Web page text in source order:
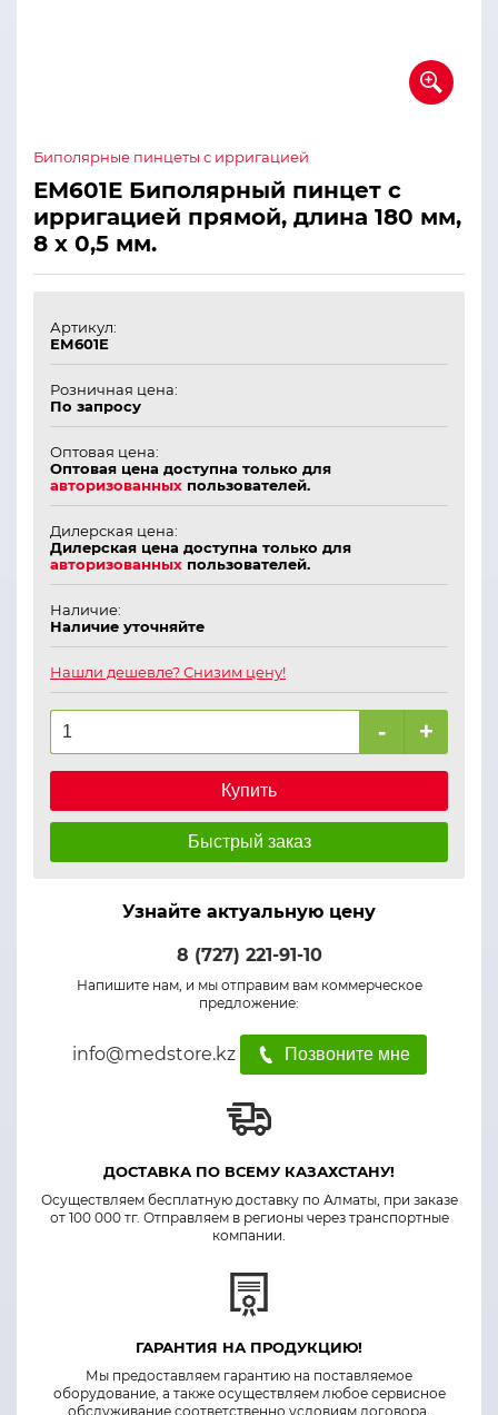
Биполярные пинцеты с ирригацией
ЕМ601Е Биполярный пинцет с
ирригацией прямой, длина 180 мм,
8 х 0,5 мм.
Артикул:
ЕМ601Е
Розничная цена:
По запросу
Оптовая цена:
Оптовая цена доступна только для
авторизованных пользователей.
Дилерская цена:
Дилерская цена доступна только для
авторизованных пользователей.
Наличие:
Наличие уточняйте
Нашли дешевле? Снизим цену!
- +
Купить
Быстрый заказ
Узнайте актуальную цену
8 (727) 221-91-10
Напишите нам, и мы отправим вам коммерческое
предложение:
info@medstore.kz Позвоните мне
ДОСТАВКА ПО ВСЕМУ КАЗАХСТАНУ!
Осуществляем бесплатную доставку по Алматы, при заказе
от 100 000 тг. Отправляем в регионы через транспортные
компании.
ГАРАНТИЯ НА ПРОДУКЦИЮ!
Мы предоставляем гарантию на поставляемое
оборудование, а также осуществляем любое сервисное
обслуживание соответственно условиям договора.